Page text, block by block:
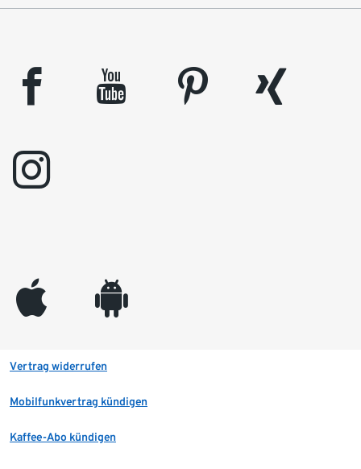
facebook youtube pinterest
xing
instagram
appleinc android
Vertrag widerrufen
Mobilfunkvertrag kündigen
Kaffee-Abo kündigen